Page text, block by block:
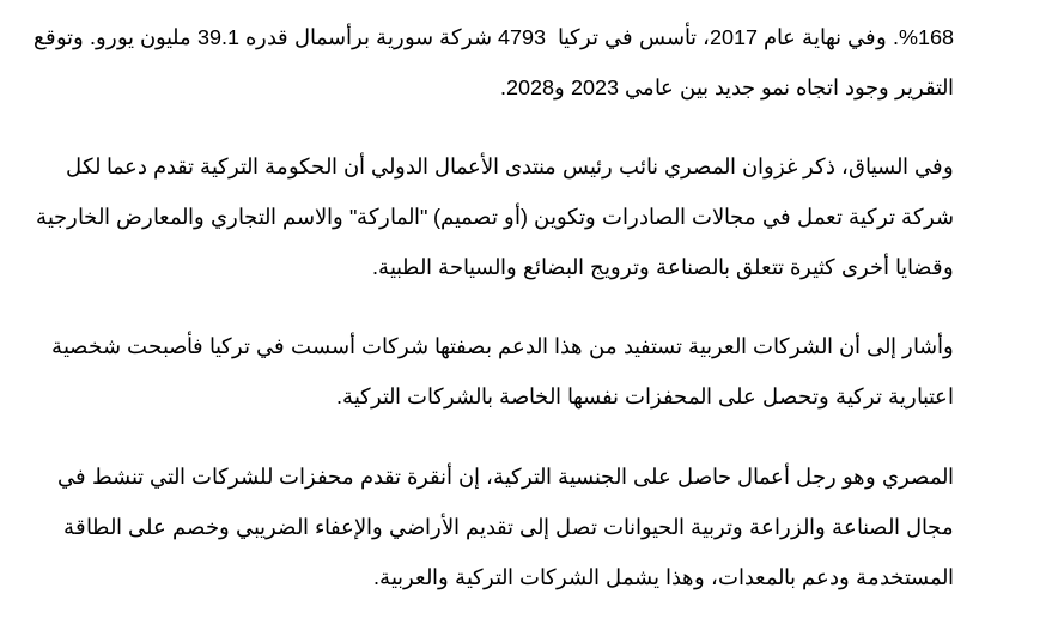
168%. وفي نهاية عام 2017، تأسس في تركيا 4793 شركة سورية برأسمال قدره 39.1 مليون يورو. وتوقع
التقرير وجود اتجاه نمو جديد بين عامي 2023 و2028.
وفي السياق، ذكر غزوان المصري نائب رئيس منتدى الأعمال الدولي أن الحكومة التركية تقدم دعما لكل
شركة تركية تعمل في مجالات الصادرات وتكوين (أو تصميم) "الماركة" والاسم التجاري والمعارض الخارجية
وقضايا أخرى كثيرة تتعلق بالصناعة وترويج البضائع والسياحة الطبية.
وأشار إلى أن الشركات العربية تستفيد من هذا الدعم بصفتها شركات أسست في تركيا فأصبحت شخصية
اعتبارية تركية وتحصل على المحفزات نفسها الخاصة بالشركات التركية.
المصري وهو رجل أعمال حاصل على الجنسية التركية، إن أنقرة تقدم محفزات للشركات التي تنشط في
مجال الصناعة والزراعة وتربية الحيوانات تصل إلى تقديم الأراضي والإعفاء الضريبي وخصم على الطاقة
المستخدمة ودعم بالمعدات، وهذا يشمل الشركات التركية والعربية.